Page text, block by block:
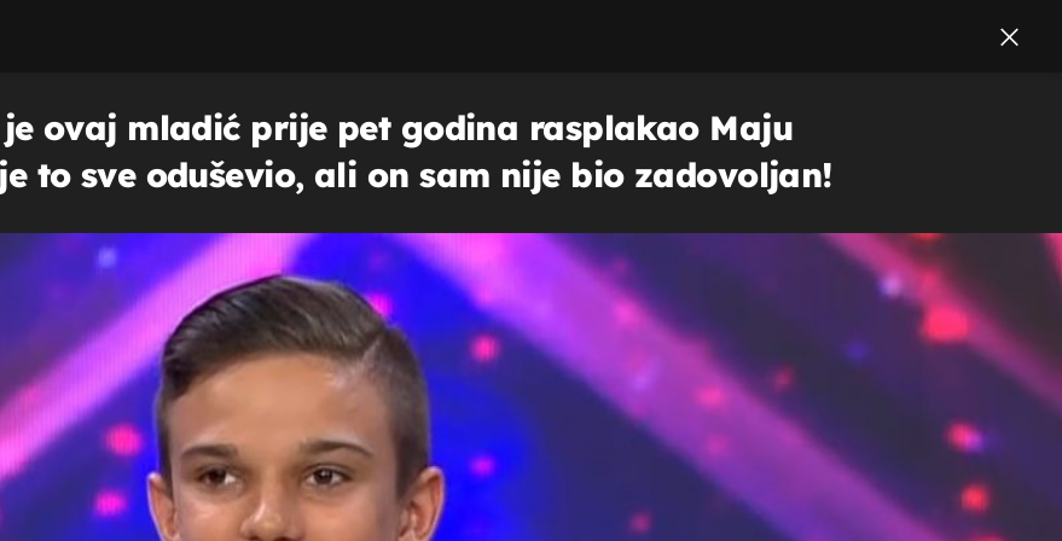
ovaj mladić prije pet godina rasplakao Maju
to sve oduševio, ali on sam nije bio zadovoljan!